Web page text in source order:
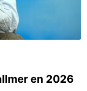
en 2026